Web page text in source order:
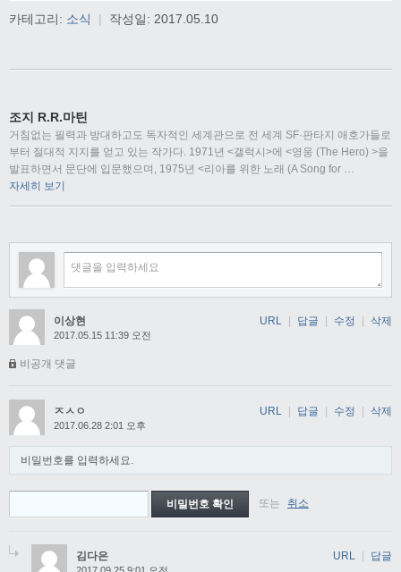
카테고리: 소식 | 작성일: 2017.05.10
조지 R.R.마틴
거침없는 필력과 방대하고도 독자적인 세계관으로 전 세계 SF·판타지 애호가들로
부터 절대적 지지를 얻고 있는 작가다. 1971년 <갤럭시>에 <영웅 (The Hero) >을
발표하면서 문단에 입문했으며, 1975년 <리아를 위한 노래 (A Song for
자세히 보기
이상현
2017.05.15 11:39 오전
비공개 댓글
URL 답글 수정 삭제
ㅈㅅㅇ
2017.06.28 2:01 오후
비밀번호를 입력하세요.
또는 취소
URL | 답글 | 수정 | 삭제
김다은 URL 답글